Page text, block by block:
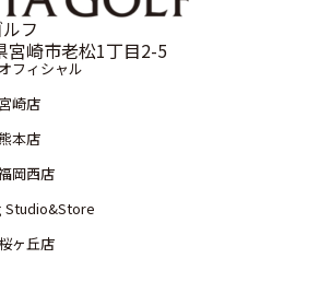
フ
宮崎市老松1丁目2-5
フィシャル
崎店
本店
岡西店
Studio&Store
ヶ丘店